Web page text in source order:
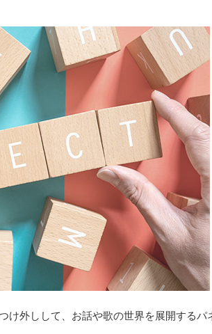
け外しして、お話や歌の世界を展開するパ